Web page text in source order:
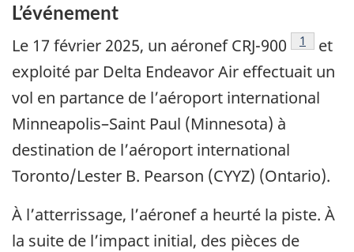
L’événement
Le 17 février 2025, un aéronef CRJ-900 1
et
exploité par Delta Endeavor Air effectuait un
vol en partance de l’aéroport international
Minneapolis–Saint Paul (Minnesota) à
destination de l’aéroport international
Toronto/Lester B. Pearson (CYYZ) (Ontario).
À l’atterrissage, l’aéronef a heurté la piste. À
la suite de l’impact initial, des pièces de